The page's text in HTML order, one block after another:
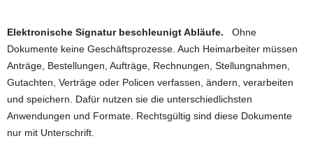
Elektronische Signatur beschleunigt Abläufe. Ohne
Dokumente keine Geschäftsprozesse. Auch Heimarbeiter müssen
Anträge, Bestellungen, Aufträge, Rechnungen, Stellungnahmen,
Gutachten, Verträge oder Policen verfassen, ändern, verarbeiten
und speichern. Dafür nutzen sie die unterschiedlichsten
Anwendungen und Formate. Rechtsgültig sind diese Dokumente
nur mit Unterschrift.